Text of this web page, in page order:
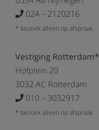
024 – 2120216
* bezoek alleen op afspraak
Vestiging Rotterdam*
Hofplein 20
3032 AC Rotterdam
010 – 3032917
* bezoek alleen op afspraak